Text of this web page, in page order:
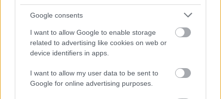
Google consents
I want to allow Google to enable storage
related to advertising like cookies on web or
device identifiers in apps.
I want to allow my user data to be sent to
Google for online advertising purposes.
Ονειρεύεσαι ότι βγάζεις μόνη τα
δόντια σου